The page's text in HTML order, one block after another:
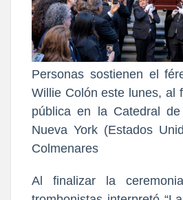
Personas sostienen el
Willie Colón este lunes, al
pública en la Catedral
Nueva York (Estados
Colmenares
Al finalizar la